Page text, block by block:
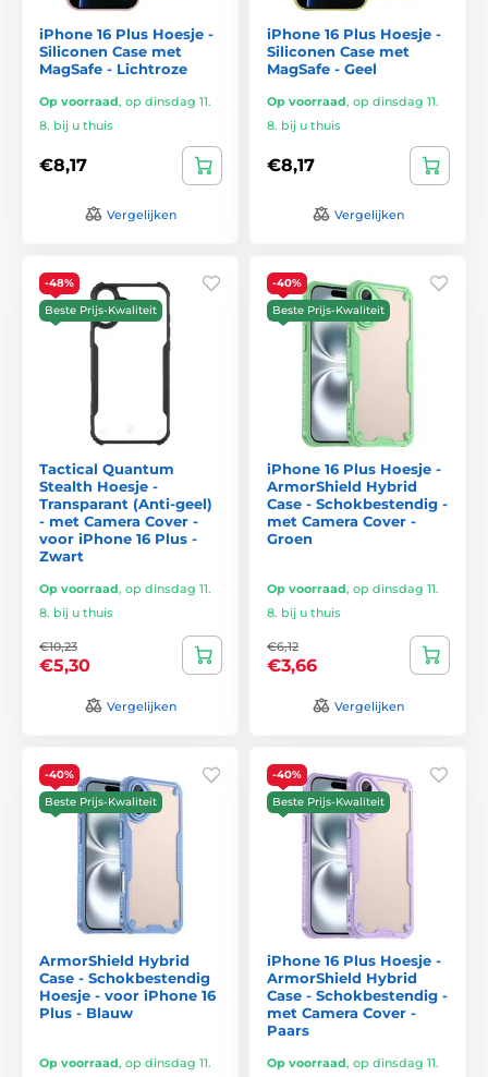
iPhone 16 Plus Hoesje -
Siliconen Case met
MagSafe - Lichtroze
Op voorraad, op dinsdag 11.
8. bij u thuis
€8,17
Vergelijken
iPhone 16 Plus Hoesje -
Siliconen Case met
MagSafe - Geel
Op voorraad, op dinsdag 11.
8. bij u thuis
€8,17
Vergelijken
-48%
Beste Prijs-Kwaliteit
Tactical Quantum
Stealth Hoesje -
Transparant (Anti-geel)
- met Camera Cover -
voor iPhone 16 Plus -
Zwart
Op voorraad, op dinsdag 11.
8. bij u thuis
€10,23
€5,30
Vergelijken
-40%
Beste Prijs-Kwaliteit
iPhone 16 Plus Hoesje -
ArmorShield Hybrid
Case - Schokbestendig -
met Camera Cover -
Groen
Op voorraad, op dinsdag 11.
8. bij u thuis
€6,12
€3,66
Vergelijken
-40%
Beste Prijs-Kwaliteit
ArmorShield Hybrid
Case - Schokbestendig
Hoesje - voor iPhone 16
Plus - Blauw
Op voorraad, op dinsdag 11.
-40%
Beste Prijs-Kwaliteit
iPhone 16 Plus Hoesje -
ArmorShield Hybrid
Case - Schokbestendig -
met Camera Cover -
Paars
Op voorraad, op dinsdag 11.